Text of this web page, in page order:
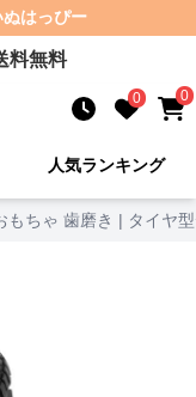
ぬはっぴー
料無料
0 0
人気ランキング
もちゃ 歯磨き | タイヤ